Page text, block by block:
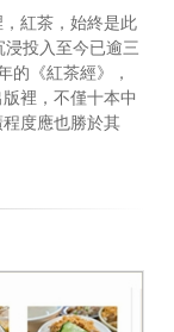
紅茶，始終是此
投入至今已逾三
的《紅茶經》，
裡，不僅十本中
度應也勝於其